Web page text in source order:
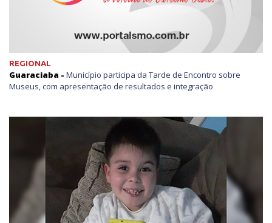
REGIONAL
Guaraciaba - Município participa da Tarde de Encontro sobre
Museus, com apresentação de resultados e integração